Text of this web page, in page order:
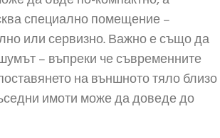
специално помещение –
или сервизно. Важно е също да
– въпреки че съвременните
на външното тяло близо
имоти може да доведе до